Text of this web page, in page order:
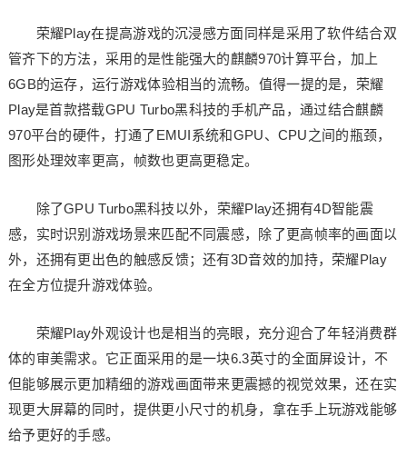
荣耀Play在提高游戏的沉浸感方面同样是采用了软件结合双
管齐下的方法，采用的是性能强大的麒麟970计算平台，加上
6GB的运存，运行游戏体验相当的流畅。值得一提的是，荣耀
Play是首款搭载GPU Turbo黑科技的手机产品，通过结合麒麟
970平台的硬件，打通了EMUI系统和GPU、CPU之间的瓶颈，
图形处理效率更高，帧数也更高更稳定。
除了GPU Turbo黑科技以外，荣耀Play还拥有4D智能震
感，实时识别游戏场景来匹配不同震感，除了更高帧率的画面以
外，还拥有更出色的触感反馈；还有3D音效的加持，荣耀Play
在全方位提升游戏体验。
荣耀Play外观设计也是相当的亮眼，充分迎合了年轻消费群
体的审美需求。它正面采用的是一块6.3英寸的全面屏设计，不
但能够展示更加精细的游戏画面带来更震撼的视觉效果，还在实
现更大屏幕的同时，提供更小尺寸的机身，拿在手上玩游戏能够
给予更好的手感。